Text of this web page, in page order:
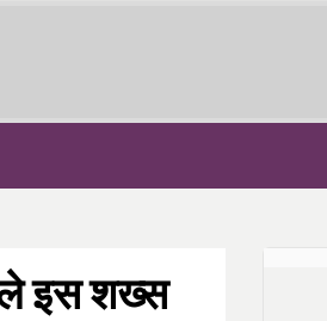
इस शख्स